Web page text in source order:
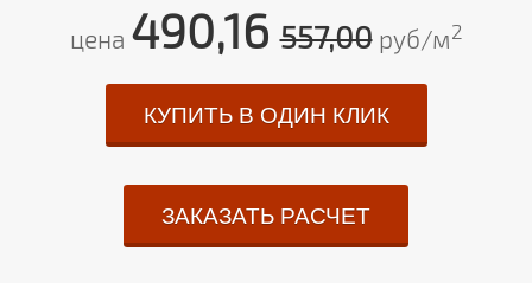
цена 490,16557,00руб/м2
КУПИТЬ В ОДИН КЛИК
ЗАКАЗАТЬ РАСЧЕТ